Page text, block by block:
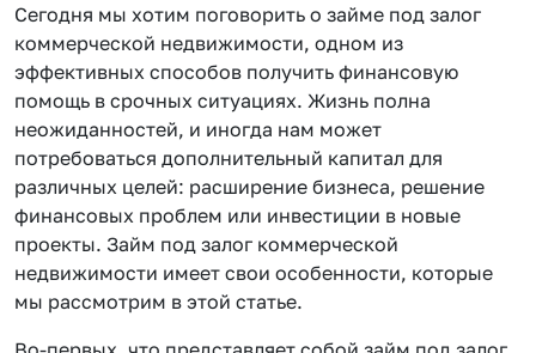
Сегодня мы хотим поговорить о займе под залог
коммерческой недвижимости, одном из
эффективных способов получить финансовую
помощь в срочных ситуациях. Жизнь полна
неожиданностей, и иногда нам может
потребоваться дополнительный капитал для
различных целей: расширение бизнеса, решение
финансовых проблем или инвестиции в новые
проекты. Займ под залог коммерческой
недвижимости имеет свои особенности, которые
мы рассмотрим в этой статье.